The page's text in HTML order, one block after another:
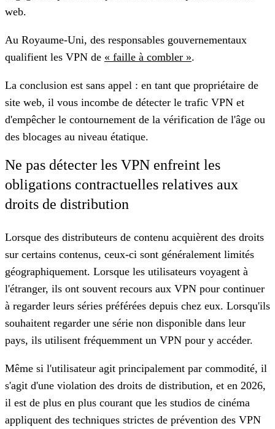
web.
Au Royaume-Uni, des responsables gouvernementaux
qualifient les VPN de « faille à combler ».
La conclusion est sans appel : en tant que propriétaire de
site web, il vous incombe de détecter le trafic VPN et
d'empêcher le contournement de la vérification de l'âge ou
des blocages au niveau étatique.
Ne pas détecter les VPN enfreint les
obligations contractuelles relatives aux
droits de distribution
Lorsque des distributeurs de contenu acquièrent des droits
sur certains contenus, ceux-ci sont généralement limités
géographiquement. Lorsque les utilisateurs voyagent à
l'étranger, ils ont souvent recours aux VPN pour continuer
à regarder leurs séries préférées depuis chez eux. Lorsqu'ils
souhaitent regarder une série non disponible dans leur
pays, ils utilisent fréquemment un VPN pour y accéder.
Même si l'utilisateur agit principalement par commodité, il
s'agit d'une violation des droits de distribution, et en 2026,
il est de plus en plus courant que les studios de cinéma
appliquent des techniques strictes de prévention des VPN